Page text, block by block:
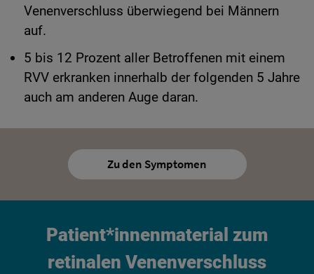
Venenverschluss überwiegend bei Männern
auf.
5 bis 12 Prozent aller Betroffenen mit einem
RVV erkranken innerhalb der folgenden 5 Jahre
auch am anderen Auge daran.
Zu den Symptomen
Patient*innenmaterial zum
retinalen Venenverschluss